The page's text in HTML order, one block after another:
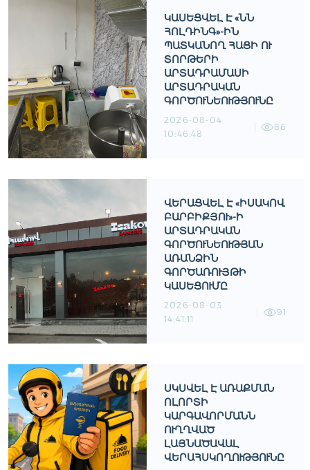
ԿԱՍԵՑՎԵԼ Է «ՆՆ
ՀՈԼԴԻՆԳ»-ԻՆ
ՊԱՏԿԱՆՈՂ ՀԱՑԻ ՈՒ
ՏՈՐԹԵՐԻ
ԱՐՏԱԴՐԱՄԱՍԻ
ԱՐՏԱԴՐԱԿԱՆ
ԳՈՐԾՈՒՆԵՈՒԹՅՈՒՆԸ
2026-08-04
10:46:48
86
ՎԵՐԱՑՎԵԼ Է «ԻՍԱԿՈՎ
ԲԱՐԲԻՔՅՈՒ»-Ի
ԱՐՏԱԴՐԱԿԱՆ
ԳՈՐԾՈՒՆԵՈՒԹՅԱՆ
ԱՌԱՆՁԻՆ
ԳՈՐԾԱՌՈՒՅԹԻ
ԿԱՍԵՑՈՒՄԸ
2026-08-03
14:41:11
91
ՍԿՍՎԵԼ Է ԱՌԱՔՄԱՆ
ՈԼՈՐՏԻ
ԿԱՐԳԱՎՈՐՄԱՆՆ
ՈՒՂՂՎԱԾ
ԼԱՅՆԱԾԱՎԱԼ
ՎԵՐԱՀՍԿՈՂՈՒԹՅՈՒՆԸ